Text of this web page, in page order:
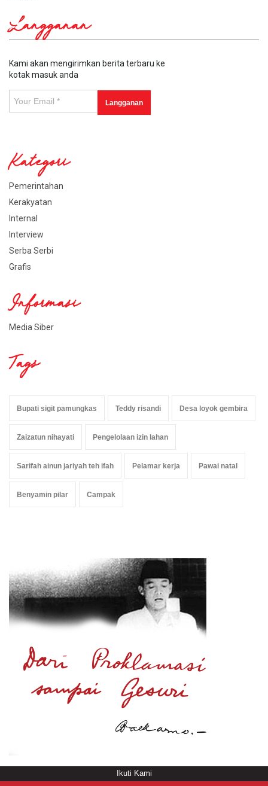
Ikuti Kami
Langganan
Kami akan mengirimkan berita terbaru ke
kotak masuk anda
Kategori
Pemerintahan
Kerakyatan
Internal
Interview
Serba Serbi
Grafis
Informasi
Media Siber
Tags
Bupati sigit pamungkas Teddy risandi Desa loyok gembira
Zaizatun nihayati Pengelolaan izin lahan
Sarifah ainun jariyah teh ifah Pelamar kerja Pawai natal
Benyamin pilar Campak
© Copyright /rendering in 5.9465 [103]